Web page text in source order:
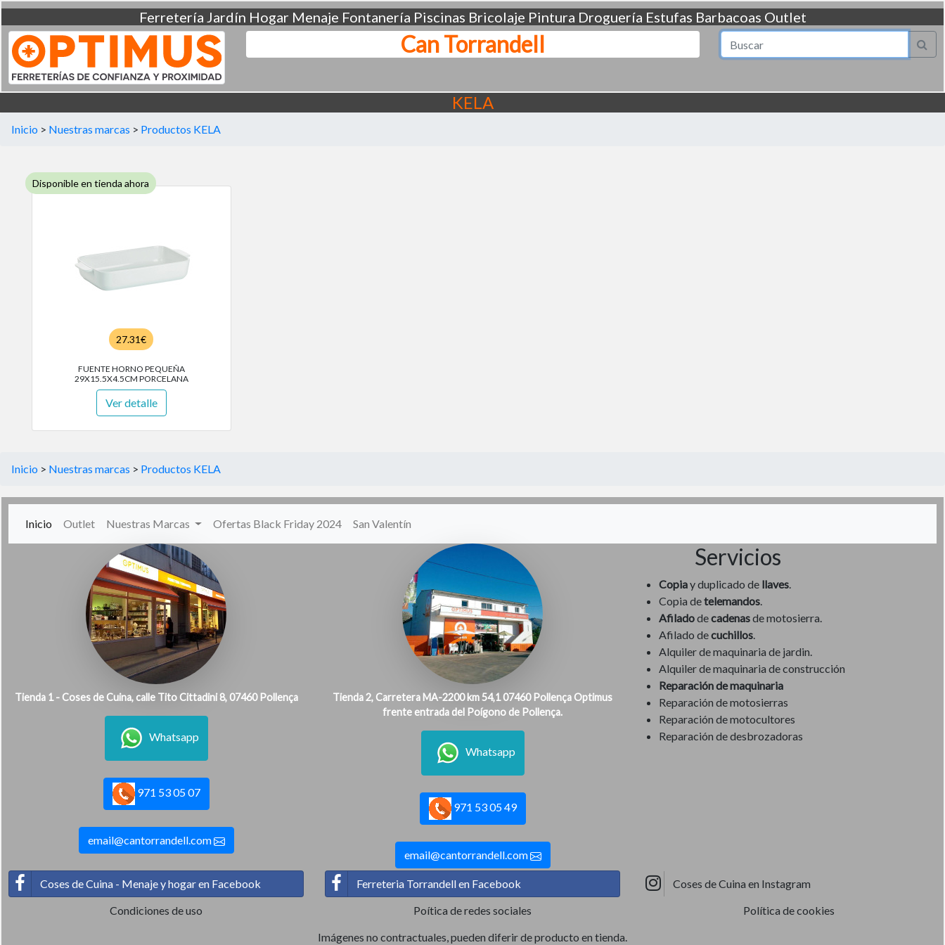
Ferretería Jardín Hogar Menaje Fontanería Piscinas Bricolaje Pintura Droguería Estufas Barbacoas Outlet
Can Torrandell
KELA
Inicio > Nuestras marcas > Productos KELA
Disponible en tienda ahora
27.31€
FUENTE HORNO PEQUEÑA
29X15.5X4.5CM PORCELANA
Ver detalle
Inicio > Nuestras marcas > Productos KELA
Inicio (current)
Outlet Nuestras Marcas Ofertas Black Friday 2024 San Valentín
Tienda 1 - Coses de Cuina, calle Tito Cittadini 8, 07460 Pollença
Whatsapp
971 53 05 07
email@cantorrandell.com
Tienda 2, Carretera MA-2200 km 54,1 07460 Pollença Optimus
frente entrada del Poígono de Pollença.
Whatsapp
971 53 05 49
email@cantorrandell.com
Servicios
Copiay duplicado de llaves.
Copia detelemandos.
Afiladodecadenasde motosierra.
Afilado decuchillos.
Alquiler de maquinaria de jardin.
Alquiler de maquinaria de construcción
Reparación de maquinaria
Reparación de motosierras
Reparación de motocultores
Reparación de desbrozadoras
Coses de Cuina - Menaje y hogar en Facebook Ferreteria Torrandell en Facebook
Coses de Cuina en Instagram
Condiciones de uso
Poítica de redes sociales
Política de cookies
Imágenes no contractuales, pueden diferir de producto en tienda.